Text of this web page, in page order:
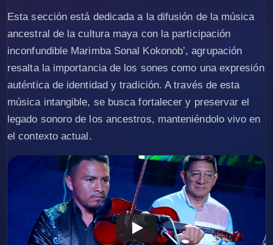
Esta sección está dedicada a la difusión de la música
ancestral de la cultura maya con la participación
inconfundible Marimba Sonal Kokonob’, agrupación
resalta la importancia de los sones como una expresión
auténtica de identidad y tradición. A través de esta
música intangible, se busca fortalecer y preservar el
legado sonoro de los ancestros, manteniéndolo vivo en
el contexto actual.